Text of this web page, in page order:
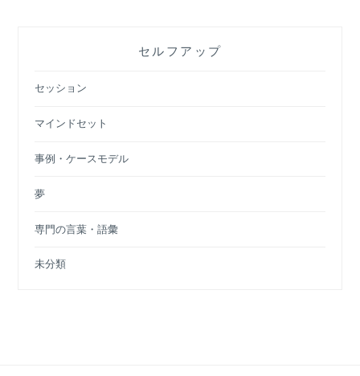
セルフアップ
セッション
マインドセット
事例・ケースモデル
夢
専門の言葉・語彙
未分類